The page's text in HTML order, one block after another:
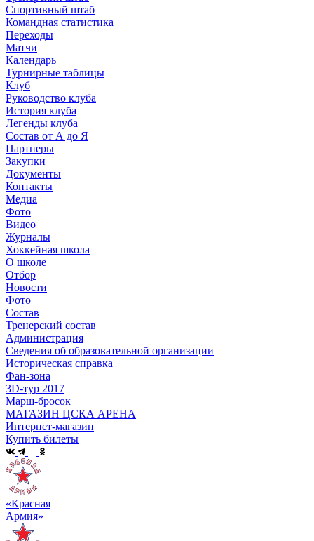
Спортивный штаб
Командная статистика
Переходы
Матчи
Календарь
Турнирные таблицы
Клуб
Руководство клуба
История клуба
Легенды клуба
Состав от А до Я
Партнеры
Закупки
Документы
Контакты
Медиа
Фото
Видео
Журналы
Хоккейная школа
О школе
Отбор
Новости
Фото
Состав
Тренерский состав
Администрация
Сведения об образовательной организации
Историческая справка
Фан-зона
3D-тур 2017
Марш-бросок
МАГАЗИН ЦСКА АРЕНА
Интернет-магазин
Купить билеты
«Красная
Армия»